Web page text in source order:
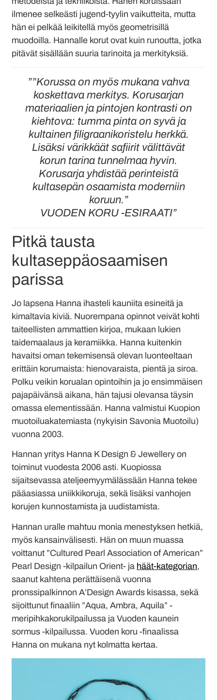
ilmenee selkeästi jugend-tyylin vaikutteita, mutta
hän ei pelkää leikitellä myös geometrisillä
muodoilla. Hannalle korut ovat kuin runoutta, jotka
pitävät sisällään suuria tarinoita ja merkityksiä.
””Korussa on myös mukana vahva
koskettava merkitys. Korusarjan
materiaalien ja pintojen kontrasti on
kiehtova: tumma pinta on syvä ja
kultainen filigraanikoristelu herkkä.
Lisäksi värikkäät safiirit välittävät
korun tarina tunnelmaa hyvin.
Korusarja yhdistää perinteistä
kultasepän osaamista moderniin
koruun.”
VUODEN KORU -ESIRAATI”
Pitkä tausta
kultaseppäosaamisen
parissa
Jo lapsena Hanna ihasteli kauniita esineitä ja
kimaltavia kiviä. Nuorempana opinnot veivät kohti
taiteellisten ammattien kirjoa, mukaan lukien
taidemaalaus ja keramiikka. Hanna kuitenkin
havaitsi oman tekemisensä olevan luonteeltaan
erittäin korumaista: hienovaraista, pientä ja siroa.
Polku veikin korualan opintoihin ja jo ensimmäisen
pajapäivänsä aikana, hän tajusi olevansa täysin
omassa elementissään. Hanna valmistui Kuopion
muotoiluakatemiasta (nykyisin Savonia Muotoilu)
vuonna 2003.
Hannan yritys Hanna K Design & Jewellery on
toiminut vuodesta 2006 asti. Kuopiossa
sijaitsevassa ateljeemyymälässään Hanna tekee
pääasiassa uniikkikoruja, sekä lisäksi vanhojen
korujen kunnostamista ja uudistamista.
Hannan uralle mahtuu monia menestyksen hetkiä,
myös kansainvälisesti. Hän on muun muassa
voittanut ”Cultured Pearl Association of American”
Pearl Design -kilpailun Orient- ja häät-kategorian,
saanut kahtena perättäisenä vuonna
pronssipalkinnon A’Design Awards kisassa, sekä
sijoittunut finaaliin ”Aqua, Ambra, Aquila” -
meripihkakorukilpailussa ja Vuoden kaunein
sormus -kilpailussa. Vuoden koru -finaalissa
Hanna on mukana nyt kolmatta kertaa.